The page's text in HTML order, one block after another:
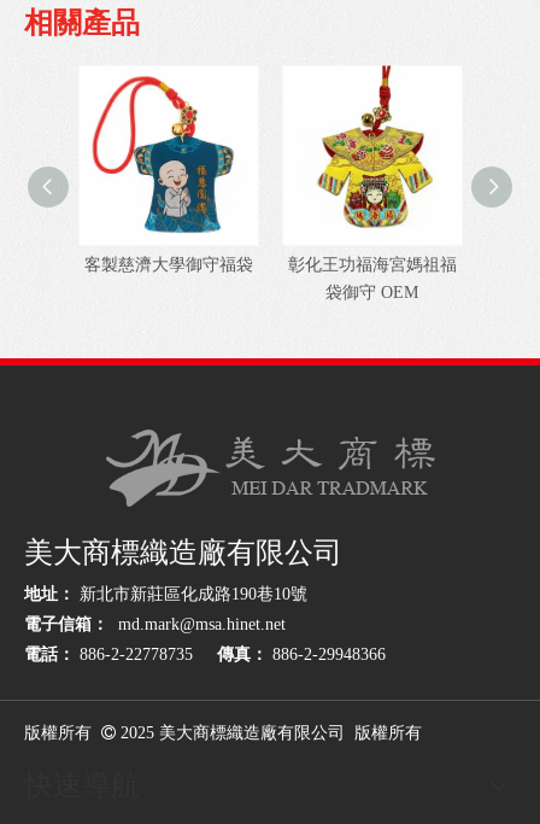
相關產品
客製慈濟大學御守福袋
彰化王功福海宮媽祖福
袋御守 OEM
美大商標織造廠有限公司
地址：
新北市新莊區化成路190巷10號
電子信箱 ：
md.mark@msa.hinet.net
電話： 886-2-22778735 傳真： 886-2-29948366
版權所有  2025 美大商標織造廠有限公司 版權所有